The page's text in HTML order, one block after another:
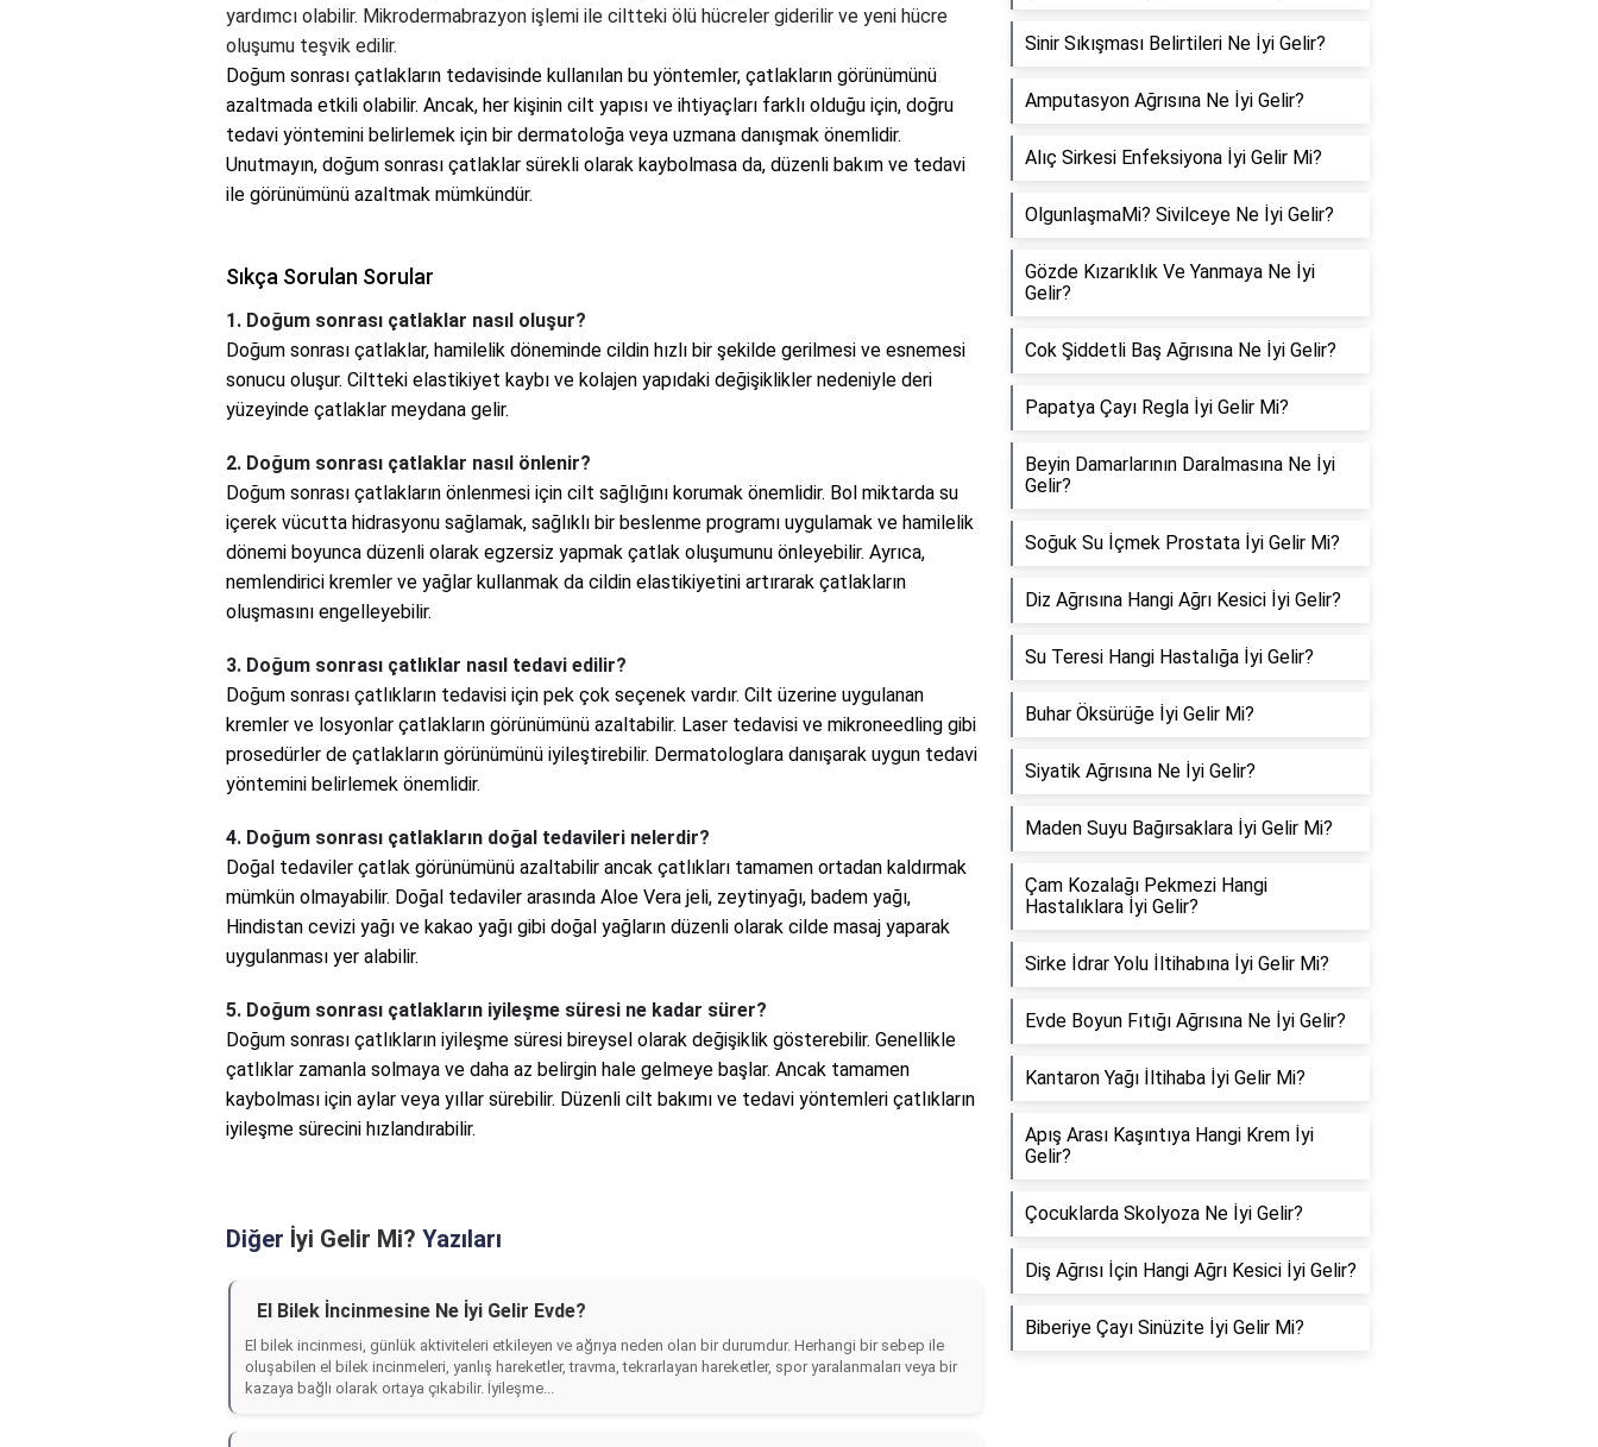
yardımcı olabilir. Mikrodermabrazyon işlemi ile ciltteki ölü hücreler giderilir ve yeni hücre
oluşumu teşvik edilir.
Doğum sonrası çatlakların tedavisinde kullanılan bu yöntemler, çatlakların görünümünü
azaltmada etkili olabilir. Ancak, her kişinin cilt yapısı ve ihtiyaçları farklı olduğu için, doğru
tedavi yöntemini belirlemek için bir dermatoloğa veya uzmana danışmak önemlidir.
Unutmayın, doğum sonrası çatlaklar sürekli olarak kaybolmasa da, düzenli bakım ve tedavi
ile görünümünü azaltmak mümkündür.
Sıkça Sorulan Sorular
1. Doğum sonrası çatlaklar nasıl oluşur?
Doğum sonrası çatlaklar, hamilelik döneminde cildin hızlı bir şekilde gerilmesi ve esnemesi
sonucu oluşur. Ciltteki elastikiyet kaybı ve kolajen yapıdaki değişiklikler nedeniyle deri
yüzeyinde çatlaklar meydana gelir.
2. Doğum sonrası çatlaklar nasıl önlenir?
Doğum sonrası çatlakların önlenmesi için cilt sağlığını korumak önemlidir. Bol miktarda su
içerek vücutta hidrasyonu sağlamak, sağlıklı bir beslenme programı uygulamak ve hamilelik
dönemi boyunca düzenli olarak egzersiz yapmak çatlak oluşumunu önleyebilir. Ayrıca,
nemlendirici kremler ve yağlar kullanmak da cildin elastikiyetini artırarak çatlakların
oluşmasını engelleyebilir.
3. Doğum sonrası çatlıklar nasıl tedavi edilir?
Doğum sonrası çatlıkların tedavisi için pek çok seçenek vardır. Cilt üzerine uygulanan
kremler ve losyonlar çatlakların görünümünü azaltabilir. Laser tedavisi ve mikroneedling gibi
prosedürler de çatlakların görünümünü iyileştirebilir. Dermatologlara danışarak uygun tedavi
yöntemini belirlemek önemlidir.
4. Doğum sonrası çatlakların doğal tedavileri nelerdir?
Doğal tedaviler çatlak görünümünü azaltabilir ancak çatlıkları tamamen ortadan kaldırmak
mümkün olmayabilir. Doğal tedaviler arasında Aloe Vera jeli, zeytinyağı, badem yağı,
Hindistan cevizi yağı ve kakao yağı gibi doğal yağların düzenli olarak cilde masaj yaparak
uygulanması yer alabilir.
5. Doğum sonrası çatlakların iyileşme süresi ne kadar sürer?
Doğum sonrası çatlıkların iyileşme süresi bireysel olarak değişiklik gösterebilir. Genellikle
çatlıklar zamanla solmaya ve daha az belirgin hale gelmeye başlar. Ancak tamamen
kaybolması için aylar veya yıllar sürebilir. Düzenli cilt bakımı ve tedavi yöntemleri çatlıkların
iyileşme sürecini hızlandırabilir.
Diğer İyi Gelir Mi? Yazıları
El Bilek İncinmesine Ne İyi Gelir Evde?
El bilek incinmesi, günlük aktiviteleri etkileyen ve ağrıya neden olan bir durumdur. Herhangi bir sebep ile
oluşabilen el bilek incinmeleri, yanlış hareketler, travma, tekrarlayan hareketler, spor yaralanmaları veya bir
kazaya bağlı olarak ortaya çıkabilir. İyileşme...
Sinir Sıkışması Belirtileri Ne İyi Gelir?
Amputasyon Ağrısına Ne İyi Gelir?
Alıç Sirkesi Enfeksiyona İyi Gelir Mi?
OlgunlaşmaMi? Sivilceye Ne İyi Gelir?
Gözde Kızarıklık Ve Yanmaya Ne İyi
Gelir?
Cok Şiddetli Baş Ağrısına Ne İyi Gelir?
Papatya Çayı Regla İyi Gelir Mi?
Beyin Damarlarının Daralmasına Ne İyi
Gelir?
Soğuk Su İçmek Prostata İyi Gelir Mi?
Diz Ağrısına Hangi Ağrı Kesici İyi Gelir?
Su Teresi Hangi Hastalığa İyi Gelir?
Buhar Öksürüğe İyi Gelir Mi?
Siyatik Ağrısına Ne İyi Gelir?
Maden Suyu Bağırsaklara İyi Gelir Mi?
Çam Kozalağı Pekmezi Hangi
Hastalıklara İyi Gelir?
Sirke İdrar Yolu İltihabına İyi Gelir Mi?
Evde Boyun Fıtığı Ağrısına Ne İyi Gelir?
Kantaron Yağı İltihaba İyi Gelir Mi?
Apış Arası Kaşıntıya Hangi Krem İyi
Gelir?
Çocuklarda Skolyoza Ne İyi Gelir?
Diş Ağrısı İçin Hangi Ağrı Kesici İyi Gelir?
Biberiye Çayı Sinüzite İyi Gelir Mi?